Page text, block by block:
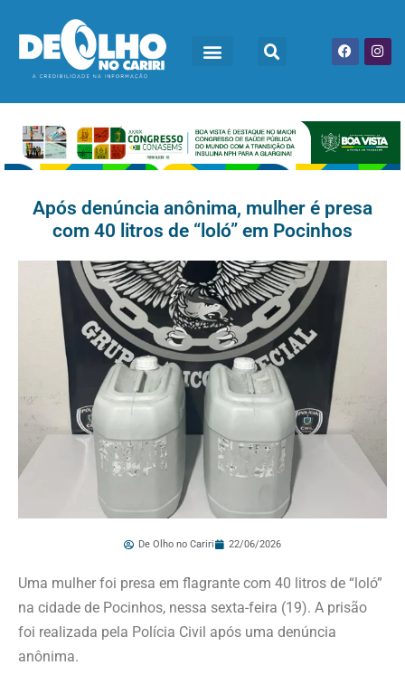
Após denúncia anônima, mulher é presa
com 40 litros de “loló” em Pocinhos
De Olho no Cariri 22/06/2026
Uma mulher foi presa em flagrante com 40 litros de “loló”
na cidade de Pocinhos, nessa sexta-feira (19). A prisão
foi realizada pela Polícia Civil após uma denúncia
anônima.